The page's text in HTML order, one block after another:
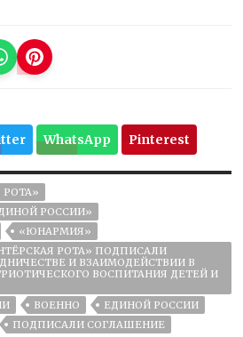
WhatsApp Pinterest
РОССИИ»
«ЮНАРМИЯ»
РОТА» ПОДПИСАЛИ
И ВЗАИМОДЕЙСТВИИ В
ВОСПИТАНИЯ ДЕТЕЙ И
ВОЕННО
ЕДИНОЙ РОССИИ
ПОДПИСАЛИ СОГЛАШЕНИЕ